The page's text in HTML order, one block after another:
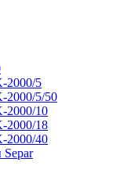
2000/5
2000/5/50
2000/10
2000/18
2000/40